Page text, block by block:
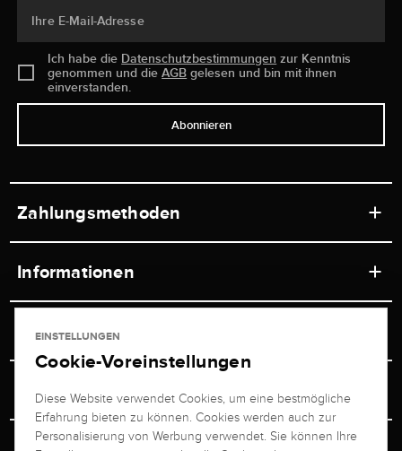
Ihre E-Mail-Adresse
Ich habe die Datenschutzbestimmungen zur Kenntnis
genommen und dieAGB gelesen und bin mit ihnen
einverstanden.
Abonnieren
Zahlungsmethoden
Informationen
Ladengeschäft
Versand & Zahlung
Ratgeber
Service
Newsletterabmeldung
Juwelier Brogle
Über uns
EINSTELLUNGEN
Cookie-Voreinstellungen
Diese Website verwendet Cookies, um eine bestmögliche
Erfahrung bieten zu können. Cookies werden auch zur
Personalisierung von Werbung verwendet. Sie können Ihre